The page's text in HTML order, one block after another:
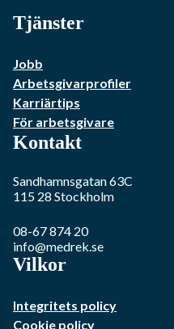
Tjänster
Jobb
Arbetsgivarprofiler
Karriärtips
För arbetsgivare
Kontakt
Sandhamnsgatan 63C
115 28 Stockholm
08-67 874 20
info@medrek.se
Vilkor
Integritets policy
Cookie policy